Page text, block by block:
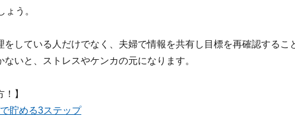
う。
をしている人だけでなく、夫婦で情報を共有し目標を再確認するこ
いと、ストレスやケンカの元になります。
】
で貯める3ステップ